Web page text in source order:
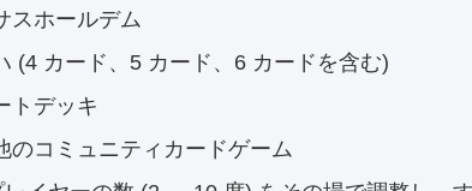
スホールデム
(4 カード、5 カード、6 カードを含む)
トデッキ
のコミュニティカードゲーム